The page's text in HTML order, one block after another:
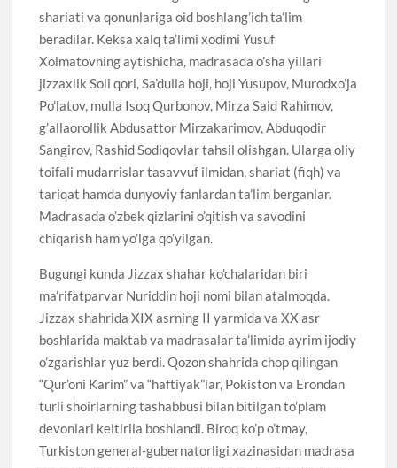
shariati va qonunlariga oid boshlang’ich ta’lim
beradilar. Keksa xalq ta’limi xodimi Yusuf
Xolmatovning aytishicha, madrasada o’sha yillari
jizzaxlik Soli qori, Sa’dulla hoji, hoji Yusupov, Murodxo’ja
Po’latov, mulla Isoq Qurbonov, Mirza Said Rahimov,
g’allaorollik Abdusattor Mirzakarimov, Abduqodir
Sangirov, Rashid Sodiqovlar tahsil olishgan. Ularga oliy
toifali mudarrislar tasavvuf ilmidan, shariat (fiqh) va
tariqat hamda dunyoviy fanlardan ta’lim berganlar.
Madrasada o’zbek qizlarini o’qitish va savodini
chiqarish ham yo’lga qo’yilgan.
Bugungi kunda Jizzax shahar ko’chalaridan biri
ma’rifatparvar Nuriddin hoji nomi bilan atalmoqda.
Jizzax shahrida XIX asrning II yarmida va XX asr
boshlarida maktab va madrasalar ta’limida ayrim ijodiy
o’zgarishlar yuz berdi. Qozon shahrida chop qilingan
“Qur’oni Karim” va “haftiyak”lar, Pokiston va Erondan
turli shoirlarning tashabbusi bilan bitilgan to’plam
devonlari keltirila boshlandi. Biroq ko’p o’tmay,
Turkiston general-gubernatorligi xazinasidan madrasa